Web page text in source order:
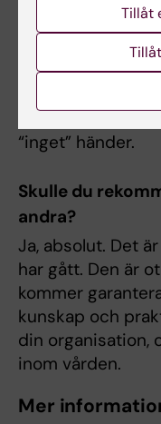
patientsäkerhet
bra arbetsmiljö
hänger ihop och
Under kursen
“inget” händer.
Skulle du
andra?
Ja, absolut. Det
har gått. Den är
kommer
kunskap och
din organisation,
inom vården.
Mer
Tillåt